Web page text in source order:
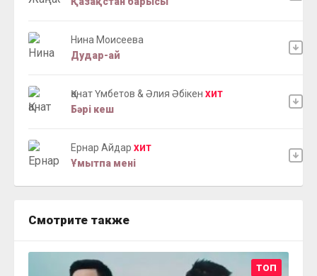
Нина Моисеева
Дудар-ай
Қанат Үмбетов & Әлия Әбікен ХИТ
Бәрі кеш
Ернар Айдар ХИТ
Ұмытпа мені
Смотрите также
ТОП